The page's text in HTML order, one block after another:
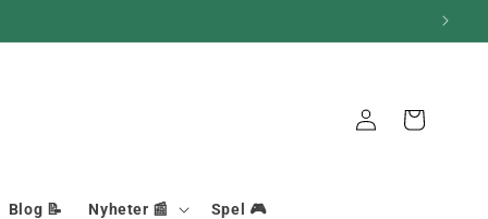
Blog 📝 Nyheter 📰 Spel 🎮
AnslutningKorg